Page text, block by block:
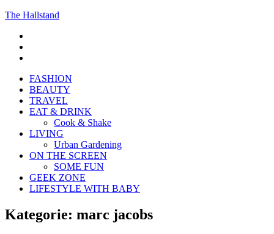
The Hallstand
FASHION
BEAUTY
TRAVEL
EAT & DRINK
Cook & Shake
LIVING
Urban Gardening
ON THE SCREEN
SOME FUN
GEEK ZONE
LIFESTYLE WITH BABY
Kategorie: marc jacobs